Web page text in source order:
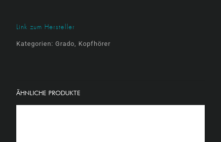
Link zum Hersteller
Kategorien: Grado, Kopfhörer
ÄHNLICHE PRODUKTE